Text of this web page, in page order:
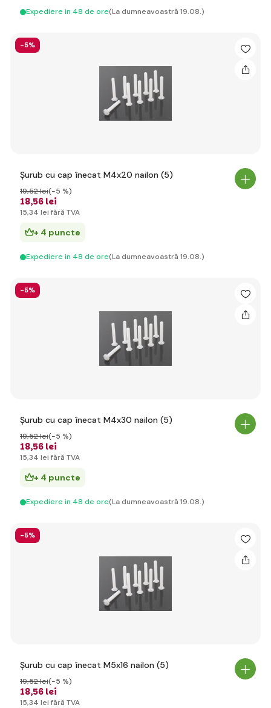
Expediere in 48 de ore(La dumneavoastră 19.08.)
-5%
Șurub cu cap înecat M4x20 nailon (5)
18,56 lei
19,52 lei(-5 %)
15,34 lei fără TVA
+ 4 puncte
Expediere in 48 de ore(La dumneavoastră 19.08.)
-5%
Șurub cu cap înecat M4x30 nailon (5)
18,56 lei
19,52 lei(-5 %)
15,34 lei fără TVA
+ 4 puncte
Expediere in 48 de ore(La dumneavoastră 19.08.)
-5%
Șurub cu cap înecat M5x16 nailon (5)
18,56 lei
19,52 lei(-5 %)
15,34 lei fără TVA